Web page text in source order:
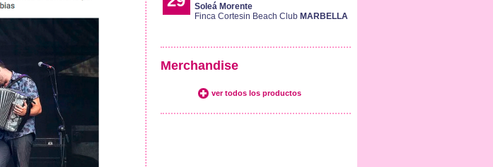
Soleá Morente
Finca Cortesin Beach Club MARBELLA
Merchandise
ver todos los productos